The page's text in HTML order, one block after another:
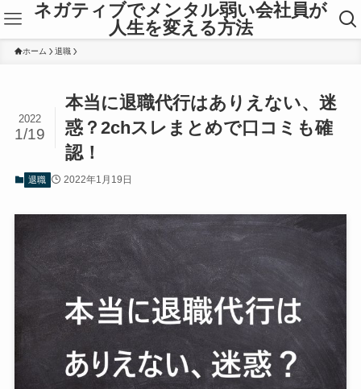
ネガティブでメンタル弱い会社員が
人生を変える方法
ホーム 退職
本当に退職代行はありえない、迷
惑？2chスレまとめで口コミも確
認！
2022
1/19
退職 2022年1月19日